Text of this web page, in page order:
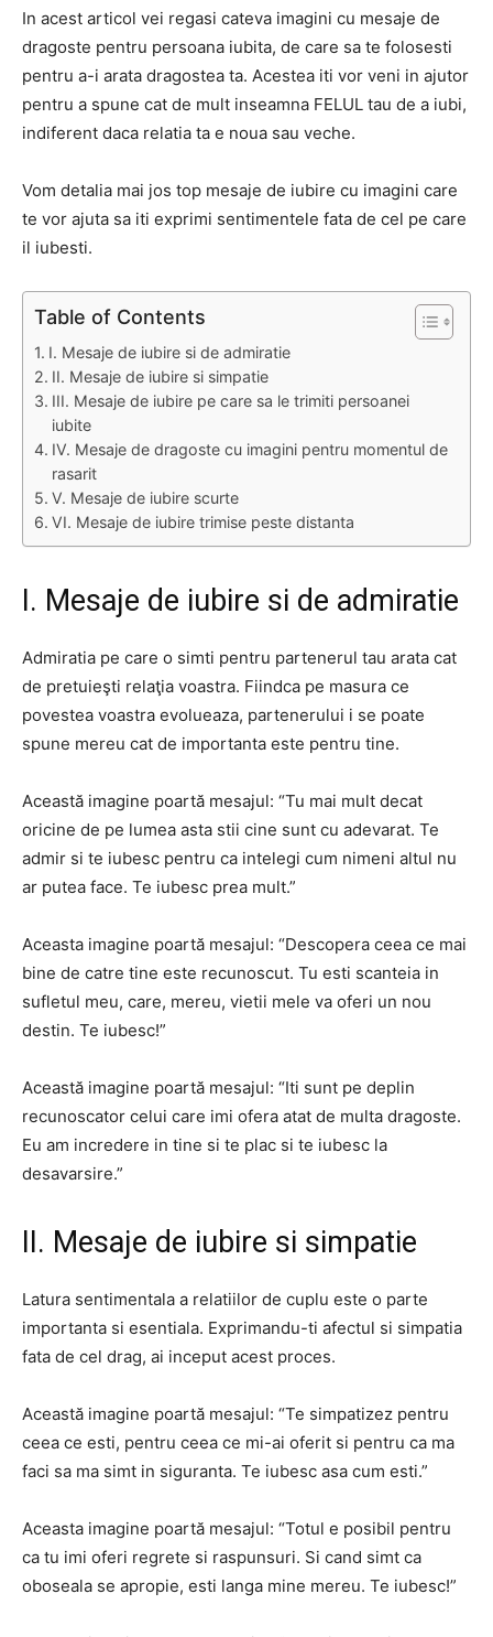
In acest articol vei regasi cateva imagini cu mesaje de
dragoste pentru persoana iubita, de care sa te folosesti
pentru a-i arata dragostea ta. Acestea iti vor veni in ajutor
pentru a spune cat de mult inseamna FELUL tau de a iubi,
indiferent daca relatia ta e noua sau veche.
Vom detalia mai jos top mesaje de iubire cu imagini care
te vor ajuta sa iti exprimi sentimentele fata de cel pe care
il iubesti.
Table of Contents
I. Mesaje de iubire si de admiratie
II. Mesaje de iubire si simpatie
III. Mesaje de iubire pe care sa le trimiti persoanei
iubite
IV. Mesaje de dragoste cu imagini pentru momentul de
rasarit
V. Mesaje de iubire scurte
VI. Mesaje de iubire trimise peste distanta
I. Mesaje de iubire si de admiratie
Admiratia pe care o simti pentru partenerul tau arata cat
de pretuieşti relaţia voastra. Fiindca pe masura ce
povestea voastra evolueaza, partenerului i se poate
spune mereu cat de importanta este pentru tine.
Această imagine poartă mesajul: “Tu mai mult decat
oricine de pe lumea asta stii cine sunt cu adevarat. Te
admir si te iubesc pentru ca intelegi cum nimeni altul nu
ar putea face. Te iubesc prea mult.”
Aceasta imagine poartă mesajul: “Descopera ceea ce mai
bine de catre tine este recunoscut. Tu esti scanteia in
sufletul meu, care, mereu, vietii mele va oferi un nou
destin. Te iubesc!”
Această imagine poartă mesajul: “Iti sunt pe deplin
recunoscator celui care imi ofera atat de multa dragoste.
Eu am incredere in tine si te plac si te iubesc la
desavarsire.”
II. Mesaje de iubire si simpatie
Latura sentimentala a relatiilor de cuplu este o parte
importanta si esentiala. Exprimandu-ti afectul si simpatia
fata de cel drag, ai inceput acest proces.
Această imagine poartă mesajul: “Te simpatizez pentru
ceea ce esti, pentru ceea ce mi-ai oferit si pentru ca ma
faci sa ma simt in siguranta. Te iubesc asa cum esti.”
Aceasta imagine poartă mesajul: “Totul e posibil pentru
ca tu imi oferi regrete si raspunsuri. Si cand simt ca
oboseala se apropie, esti langa mine mereu. Te iubesc!”